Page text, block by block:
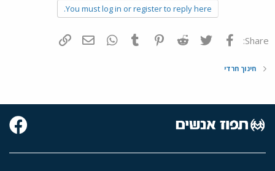
You must log in or register to reply here.
Share: פייסבוק Twitter
Reddit
Pinterest
Tumblr
WhatsAppדואר אלקטרוני
חינוך חרדי